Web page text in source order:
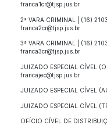
franca1cr@tjsp.jus.br
2ª VARA CRIMINAL | (16)
franca2cr@tjsp.jus.br
3ª VARA CRIMINAL | (16)
franca3cr@tjsp.jus.br
JUIZADO ESPECIAL CÍVEL
francajec@tjsp.jus.br
JUIZADO ESPECIAL CÍVEL
JUIZADO ESPECIAL CÍVEL
OFÍCIO CÍVEL DE